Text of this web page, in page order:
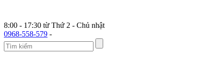
8:00 - 17:30 từ Thứ 2 - Chủ nhật
0968-558-579 -